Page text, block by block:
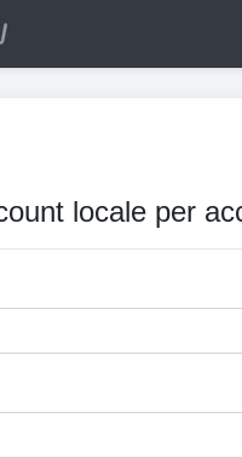
locale per